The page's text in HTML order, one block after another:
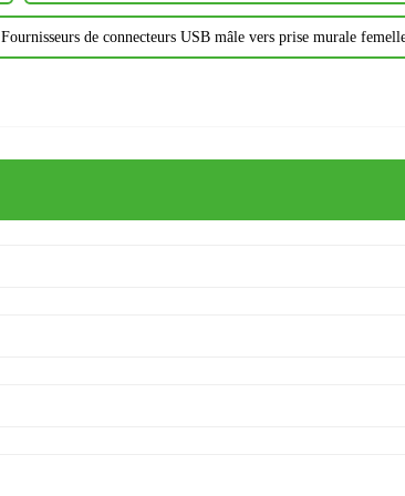
Fournisseurs de connecteurs USB mâle vers prise murale